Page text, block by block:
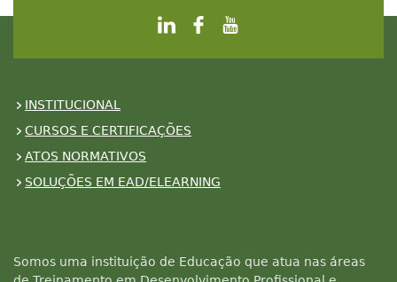
INSTITUCIONAL
CURSOS E CERTIFICAÇÕES
ATOS NORMATIVOS
SOLUÇÕES EM EAD/ELEARNING
Somos uma instituição de Educação que atua nas áreas